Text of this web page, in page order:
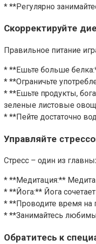
* **Регулярно
Скорректируйте
Правильное питание
* **Ешьте больше
* **Ограничьте
* **Ешьте продукты,
зеленые листовые
* **Пейте достаточно
Управляйте
Стресс – один из
* **Медитация:**
* **Йога:** Йога
* **Проводите время на
* **Занимайтесь
Обратитесь к